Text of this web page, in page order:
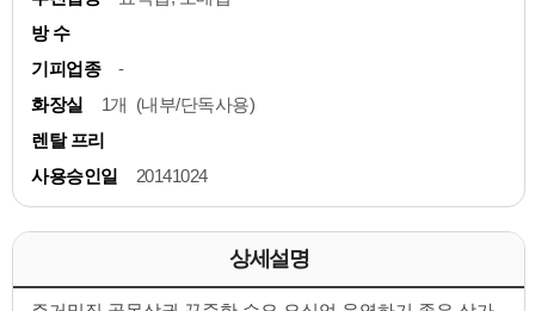
방 수
기피업종
-
화장실
1개 (내부/단독사용)
렌탈 프리
사용승인일
20141024
상세설명